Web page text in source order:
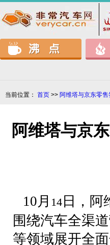
当前位置： 首页 >> 阿维塔与京东零
阿维塔与京
10月 14 日，阿
围绕汽车全渠
等领域展开全